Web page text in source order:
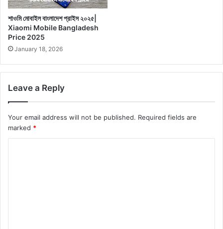
শাওমি মোবাইল বাংলাদেশ প্রাইস ২০২৫|
Xiaomi Mobile Bangladesh
Price 2025
January 18, 2026
Leave a Reply
Your email address will not be published. Required fields are
marked *